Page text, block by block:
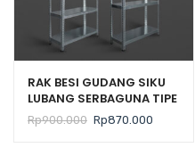
RAK BESI GUDANG SIKU
LUBANG SERBAGUNA TIPE
JUNO B02 GALVANIS –
PLAT SHELVING
Rp900.000 Harga
Rp870.000